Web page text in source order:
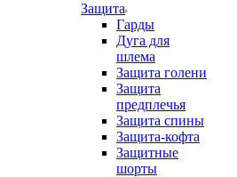
Защита
Гарды
Дуга для
шлема
Защита голени
Защита
предплечья
Защита спины
Защита-кофта
Защитные
шорты